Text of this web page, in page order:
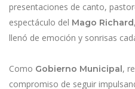
presentaciones de canto,
espectáculo del Mago Richard
llenó de emoción y sonrisas
Como Gobierno Municipal,
compromiso de seguir